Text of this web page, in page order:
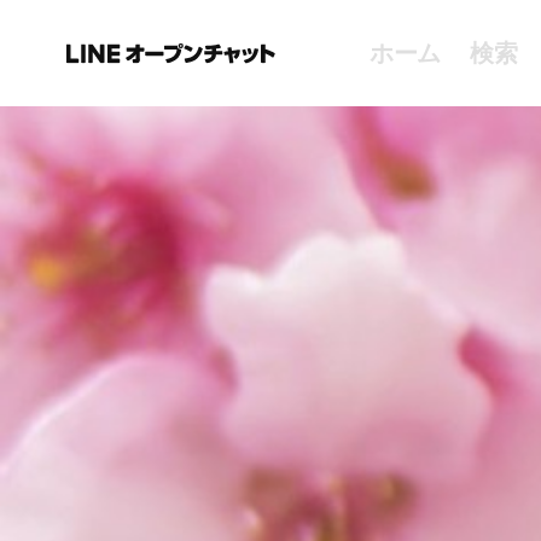
ホーム 検索